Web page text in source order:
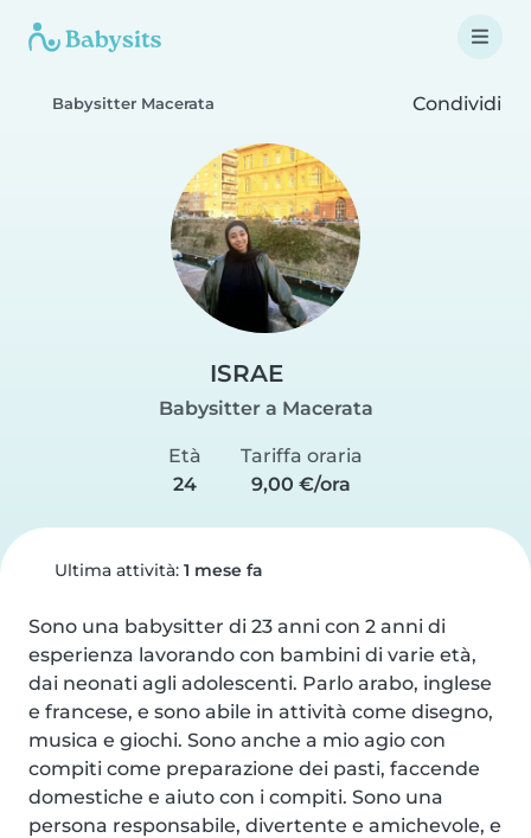
Babysitter Macerata Condividi
ISRAE
Babysitter a Macerata
Età
24
Tariffa oraria
9,00 €/ora
Ultima attività: 1 mese fa
Sono una babysitter di 23 anni con 2 anni di
esperienza lavorando con bambini di varie età,
dai neonati agli adolescenti. Parlo arabo, inglese
e francese, e sono abile in attività come disegno,
musica e giochi. Sono anche a mio agio con
compiti come preparazione dei pasti, faccende
domestiche e aiuto con i compiti. Sono una
persona responsabile, divertente e amichevole, e